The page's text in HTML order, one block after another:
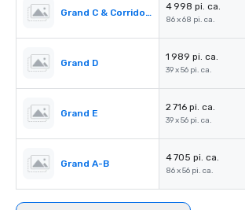
Grand C & Corridors
4 998 pi. ca.
86 x 68 pi. ca.
Grand D
1 989 pi. ca.
39 x 56 pi. ca.
Grand E
2 716 pi. ca.
39 x 56 pi. ca.
Grand A-B
4 705 pi. ca.
86 x 56 pi. ca.